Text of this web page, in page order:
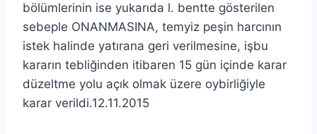
bölümlerinin ise yukarıda l. bentte gösterilen
sebeple ONANMASINA, temyiz peşin harcının
istek halinde yatırana geri verilmesine, işbu
kararın tebliğinden itibaren 15 gün içinde karar
düzeltme yolu açık olmak üzere oybirliğiyle
karar verildi.12.11.2015